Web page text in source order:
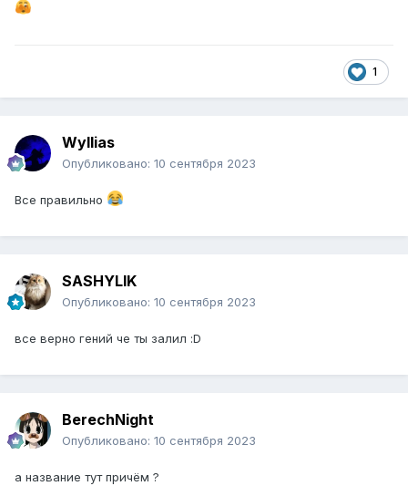
1
Wyllias
Опубликовано: 10 сентября 2023
Все правильно
SASHYLIK
Опубликовано: 10 сентября 2023
все верно гений че ты залил :D
BerechNight
Опубликовано: 10 сентября 2023
а название тут причём ?